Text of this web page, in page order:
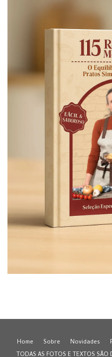
Home Sobre Novidades
TODAS AS FOTOS E TEXTOS